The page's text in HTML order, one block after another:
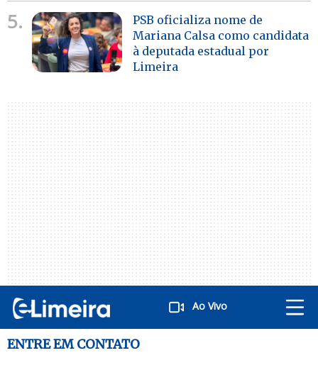
Ao Vivo
5.
PSB oficializa nome de
Mariana Calsa como candidata
à deputada estadual por
Limeira
ENTRE EM CONTATO